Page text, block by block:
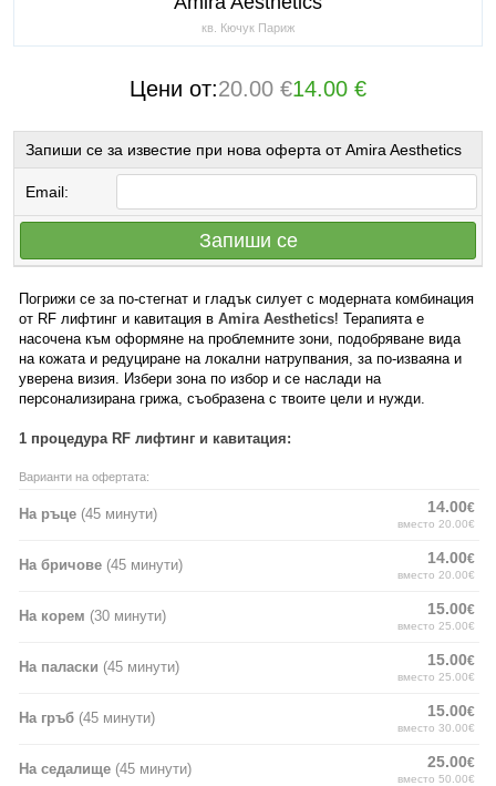
кв. Кючук Париж
Цени от:20.00 €14.00 €
Запиши се за известие при нова оферта от Amira Aesthetics
Email:
Запиши се
Погрижи се за по-стегнат и гладък силует с модерната комбинация
от RF лифтинг и кавитация в Amira Aesthetics! Терапията е
насочена към оформяне на проблемните зони, подобряване вида
на кожата и редуциране на локални натрупвания, за по-изваяна и
уверена визия. Избери зона по избор и се наслади на
персонализирана грижа, съобразена с твоите цели и нужди.
1 процедура RF лифтинг и кавитация:
Варианти на офертата:
На ръце (45 минути) 14.00€
вместо 20.00€
На бричове (45 минути) 14.00€
вместо 20.00€
На корем (30 минути) 15.00€
вместо 25.00€
На паласки (45 минути) 15.00€
вместо 25.00€
На гръб (45 минути) 15.00€
вместо 30.00€
На седалище (45 минути) 25.00€
вместо 50.00€